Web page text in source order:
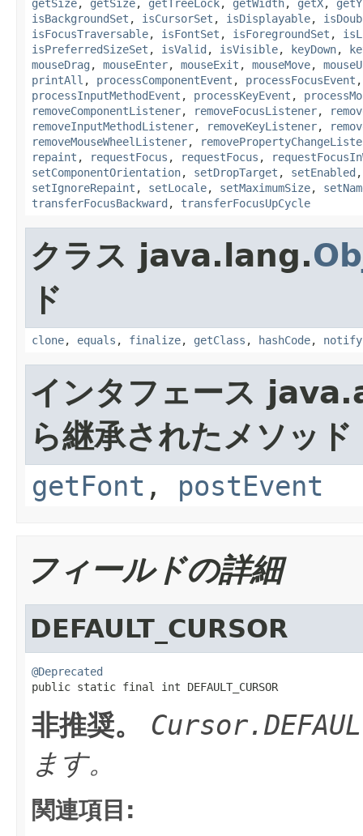
getSize, getSize, getTreeLock, getWidth, getX, getY
isBackgroundSet , isCursorSet , isDisplayable,
isFocusTraversable, isFontSet , isForegroundSet ,
isPreferredSizeSet , isValid , isVisible, keyDown,
mouseDrag , mouseEnter, mouseExit , mouseMove,
printAll , processComponentEvent , processFocusEvent
processInputMethodEvent , processKeyEvent ,
removeComponentListener, removeFocusListener,
removeInputMethodListener, removeKeyListener,
removeMouseWheelListener,
repaint , requestFocus , requestFocus ,
setComponentOrientation, setDropTarget , setEnabled
setIgnoreRepaint , setLocale, setMaximumSize,
transferFocusBackward , transferFocusUpCycle
クラス java.lang.
ド
clone, equals , finalize, getClass , hashCode, notify
インタフェース
ら継承されたメソッド
getFont , postEvent
フィールドの詳細
DEFAULT_CURSOR
@Deprecated
public static final int DEFAULT_CURSOR
非推奨。
ます。
関連項目: